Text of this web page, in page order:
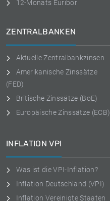
12-Monats Euribor
ZENTRALBANKEN
Aktuelle Zentralbankzinsen
Amerikanische Zinssätze
(FED)
Britische Zinssätze (BoE)
Europäische Zinssätze (ECB)
INFLATION VPI
Was ist die VPI-Inflation?
Inflation Deutschland (VPI)
Inflation Vereinigte Staaten